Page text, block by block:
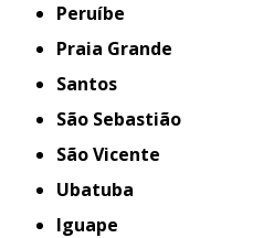
Peruíbe
Praia Grande
Santos
São Sebastião
São Vicente
Ubatuba
iguape